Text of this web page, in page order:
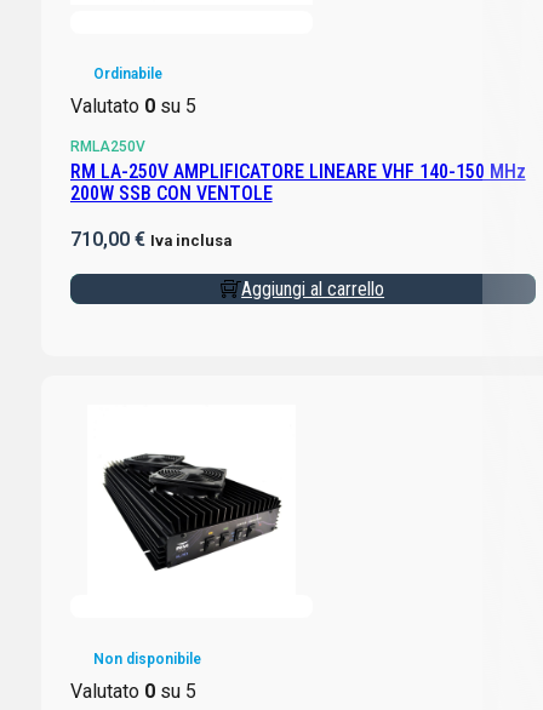
Ordinabile
Valutato 0su 5
RMLA250V
RM LA-250V AMPLIFICATORE LINEARE VHF 140-150 MHz
200W SSB CON VENTOLE
710,00 € Iva inclusa
Aggiungi al carrello
Non disponibile
Valutato 0su 5